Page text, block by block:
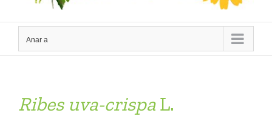
Anar a
Ribes uva-crispaL.